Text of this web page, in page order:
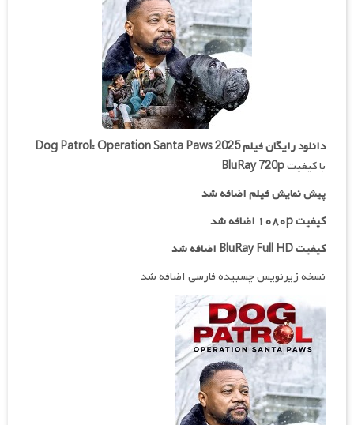
دانلود رایگان فیلمDog Patrol: Operation Santa Paws 2025
با کیفیتBluRay 720p
پیش نمایش فیلم اضافه شد
کیفیت ۱۰۸۰p اضافه شد
کیفیت BluRay Full HD اضافه شد
نسخه زیرنویس چسبیده فارسی اضافه شد